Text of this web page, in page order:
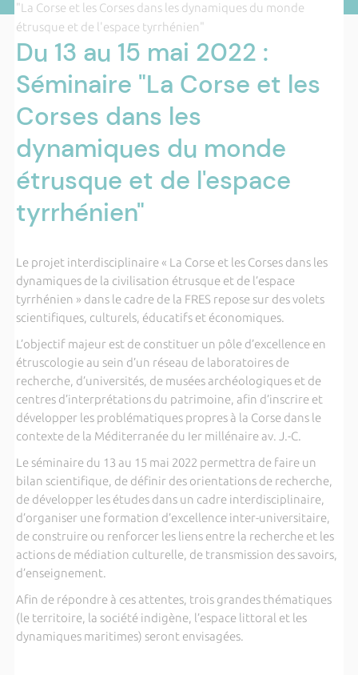
"La Corse et les Corses dans les dynamiques du monde
étrusque et de l'espace tyrrhénien"
Du 13 au 15 mai 2022 :
Séminaire "La Corse et les
Corses dans les
dynamiques du monde
étrusque et de l'espace
tyrrhénien"
Le projet interdisciplinaire « La Corse et les Corses dans les
dynamiques de la civilisation étrusque et de l’espace
tyrrhénien » dans le cadre de la FRES repose sur des volets
scientifiques, culturels, éducatifs et économiques.
L’objectif majeur est de constituer un pôle d’excellence en
étruscologie au sein d’un réseau de laboratoires de
recherche, d’universités, de musées archéologiques et de
centres d’interprétations du patrimoine, afin d’inscrire et
développer les problématiques propres à la Corse dans le
contexte de la Méditerranée du Ier millénaire av. J.-C.
Le séminaire du 13 au 15 mai 2022 permettra de faire un
bilan scientifique, de définir des orientations de recherche,
de développer les études dans un cadre interdisciplinaire,
d’organiser une formation d’excellence inter-universitaire,
de construire ou renforcer les liens entre la recherche et les
actions de médiation culturelle, de transmission des savoirs,
d’enseignement.
Afin de répondre à ces attentes, trois grandes thématiques
(le territoire, la société indigène, l’espace littoral et les
dynamiques maritimes) seront envisagées.